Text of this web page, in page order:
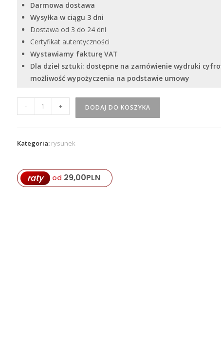
Darmowa dostawa
Wysyłka w ciągu 3 dni
Dostawa od 3 do 24 dni
Certyfikat autentyczności
Wystawiamy fakturę VAT
Dla dzieł sztuki: dostępne na zamówienie wydruki
możliwość wypożyczenia na podstawie umowy
Iwan
"Akt
- + DODAJ DO KOSZYKA
Kategoria: rysunek
raty od 29,00PLN